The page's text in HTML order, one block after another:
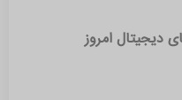
دیجیتال امروز